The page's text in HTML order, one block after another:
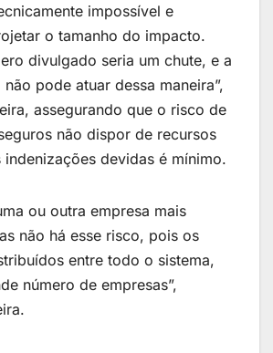
impossível e
o tamanho do impacto.
divulgado seria um chute, e a
pode atuar dessa maneira”,
assegurando que o risco de
não dispor de recursos
indenizações devidas é mínimo.
ou outra empresa mais
não há esse risco, pois os
entre todo o sistema,
número de empresas”,